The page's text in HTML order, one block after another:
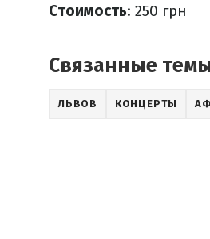
Стоимость: 250 грн
Связанные
ЛЬВОВ КОНЦЕРТЫ